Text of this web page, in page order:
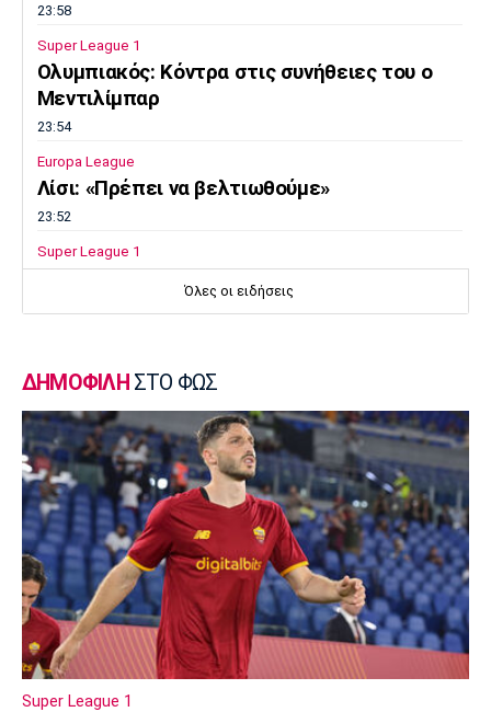
23:58
Super League 1
Ολυμπιακός: Κόντρα στις συνήθειες του ο
Μεντιλίμπαρ
23:54
Europa League
Λίσι: «Πρέπει να βελτιωθούμε»
23:52
Super League 1
Επιστρέφει αύριο στη Θεσσαλονίκη ο
Επίσημα στον Άρη ο Άνταμ Μοκόκα
23:35
Europa League
Μπρούνο: «Δουλέψαμε καλά στην άμυνα»
23:32
Ποδόσφαιρο - Διεθνή
Κακή εβδομάδα για τη βαθμολογία της UEFA
23:23
Γ Εθνική
Αστέρας Βάρης: Νέες προσθήκες στο
ρόστερ
Όλες οι ειδήσεις
ΔΗΜΟΦΙΛΗ ΣΤΟ ΦΩΣ
Super League 1